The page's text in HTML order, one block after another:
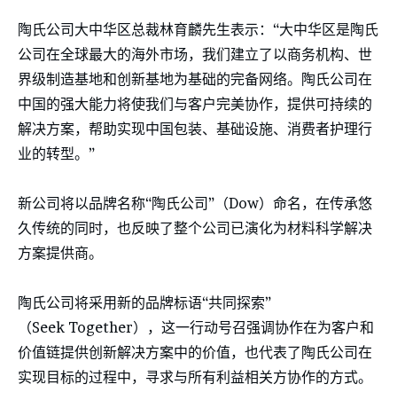
陶氏公司大中华区总裁林育麟先生表示：“大中华区是陶氏
公司在全球最大的海外市场，我们建立了以商务机构、世
界级制造基地和创新基地为基础的完备网络。陶氏公司在
中国的强大能力将使我们与客户完美协作，提供可持续的
解决方案，帮助实现中国包装、基础设施、消费者护理行
业的转型。”
新公司将以品牌名称“陶氏公司”（Dow）命名，在传承悠
久传统的同时，也反映了整个公司已演化为材料科学解决
方案提供商。
陶氏公司将采用新的品牌标语“共同探索”
（Seek Together），这一行动号召强调协作在为客户和
价值链提供创新解决方案中的价值，也代表了陶氏公司在
实现目标的过程中，寻求与所有利益相关方协作的方式。